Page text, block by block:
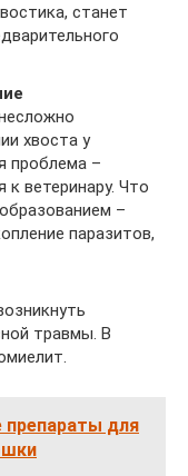
станет
хвоста у
проблема –
ветеринару. Что
–
паразитов,
травмы. В
для